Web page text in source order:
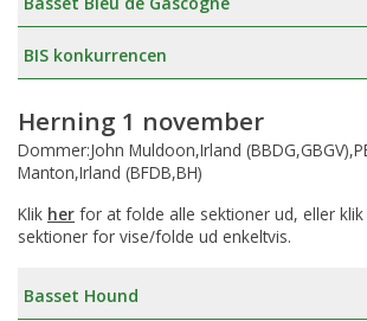
BIS konkurrencen
Herning 1 november
Dommer:John Muldoon,Irland
Manton,Irland (BFDB,BH)
Klik her for at folde alle sektioner ud, eller
sektioner for vise/folde ud enkeltvis.
Basset Hound